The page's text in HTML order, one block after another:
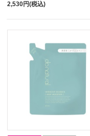
2,530円(税込)